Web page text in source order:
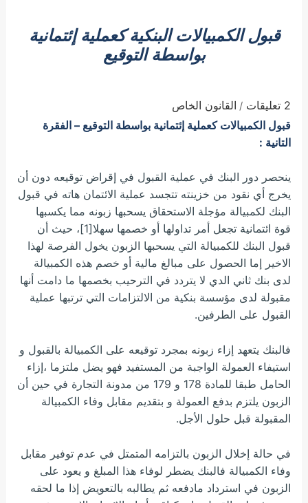
قبول الكمبيالات البنكية كعملية إئتمانية
بواسطة التوقيع
2 تعليقات / القانون الخاص
قبول الكمبيالات كعملية إئتمانية بواسطة التوقيع – الفقرة
التانية :
ينحصر دور البنك في عملية القبول في إقراض توقيعه دون أن
يخرج أي نقود من خزينته تتجسد عملية الائتمان هاته في قبول
البنك لكمبيالة مؤجلة الاستحقاق يسحبها زبونه مما يكسبها
قوة ائتمانية تجعل أمر تداولها أو خصمها سهلا[1]، حيث أن
قبول البنك للكمبيالة التي يسحبها الزبون يخول الفرصة لهذا
الاخير إما الحصول على مبالغ مالية أو خصم هذه الكمبيالة
لدى بنك ثاني الدي لا يتردد في الترحيب بخصمها ما دامت أنها
مقبولة لدى مؤسسة بنكية من الالتزامات التي ترتبها عملية
القبول على الطرفين.
فالبنك يتعهد إزاء زبونه بمجرد توقيعه على الكمبيالة بالقبول و
استيفاء العمولة الواجبة من المستفيد فهو يضل ملتزما ،إزاء
الحامل طبقا للمادة 178 و 179 من مدونة التجارة في حين أن
الزبون يلتزم بدفع العمولة و بتقديم مقابل وفاء الكمبيالة
المقبولة قبل حلول الأجل.
في حالة إخلال الزبون بالتزامه المتمتل في عدم توفير مقابل
وفاء الكمبيالة فالبنك يضطر لوفاء هذا المبلغ و يعود على
الزبون في استرداد مادفعه ثم يطالبه بالتعويض إذا ما لحقه